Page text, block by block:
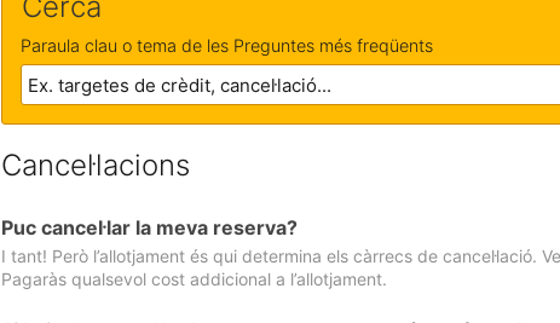
Paraula clau o tema de les Preguntes més freqüents
Cancel·lacions
Puc cancel·lar la meva reserva?
I tant! Però l’allotjament és qui determina els càrrecs de cancel·lació.
Pagaràs qualsevol cost addicional a l’allotjament.